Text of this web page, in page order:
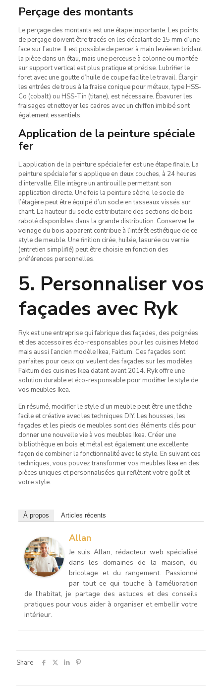
Perçage des montants
Le perçage des montants est une étape importante. Les points
de perçage doivent être tracés en les décalant de 15 mm d’une
face sur l’autre. Il est possible de percer à main levée en bridant
la pièce dans un étau, mais une perceuse à colonne ou montée
sur support vertical est plus pratique et précise. Lubrifier le
foret avec une goutte d’huile de coupe facilite le travail. Élargir
les entrées de trous à la fraise conique pour métaux, type HSS-
Co (cobalt) ou HSS-Tin (titane), est nécessaire. Ébavurer les
fraisages et nettoyer les cadres avec un chiffon imbibé sont
également essentiels.
Application de la peinture spéciale
fer
L’application de la peinture spéciale fer est une étape finale. La
peinture spéciale fer s’applique en deux couches, à 24 heures
d’intervalle. Elle intègre un antirouille permettant son
application directe. Une fois la peinture sèche, le socle de
l’étagère peut être équipé d’un socle en tasseaux vissés sur
chant. La hauteur du socle est tributaire des sections de bois
raboté disponibles dans la grande distribution. Conserver le
veinage du bois apparent contribue à l’intérêt esthétique de ce
style de meuble. Une finition cirée, huilée, lasurée ou vernie
(entretien simplifié) peut être choisie en fonction des
préférences personnelles.
5. Personnaliser vos
façades avec Ryk
Ryk est une entreprise qui fabrique des façades, des poignées
et des accessoires éco-responsables pour les cuisines Metod
mais aussi l’ancien modèle Ikea, Faktum. Ces façades sont
parfaites pour ceux qui veulent des façades sur les modèles
Faktum des cuisines Ikea datant avant 2014. Ryk offre une
solution durable et éco-responsable pour modifier le style de
vos meubles Ikea.
En résumé, modifier le style d’un meuble peut être une tâche
facile et créative avec les techniques DIY. Les housses, les
façades et les pieds de meubles sont des éléments clés pour
donner une nouvelle vie à vos meubles Ikea. Créer une
bibliothèque en bois et métal est également une excellente
façon de combiner la fonctionnalité avec le style. En suivant ces
techniques, vous pouvez transformer vos meubles Ikea en des
pièces uniques et personnalisées qui reflètent votre goût et
votre style.
À propos Articles récents
Allan
Je suis Allan, rédacteur web spécialisé
dans les domaines de la maison, du
bricolage et du rangement. Passionné
par tout ce qui touche à l'amélioration
de l'habitat, je partage des astuces et des conseils
pratiques pour vous aider à organiser et embellir votre
intérieur.
Share